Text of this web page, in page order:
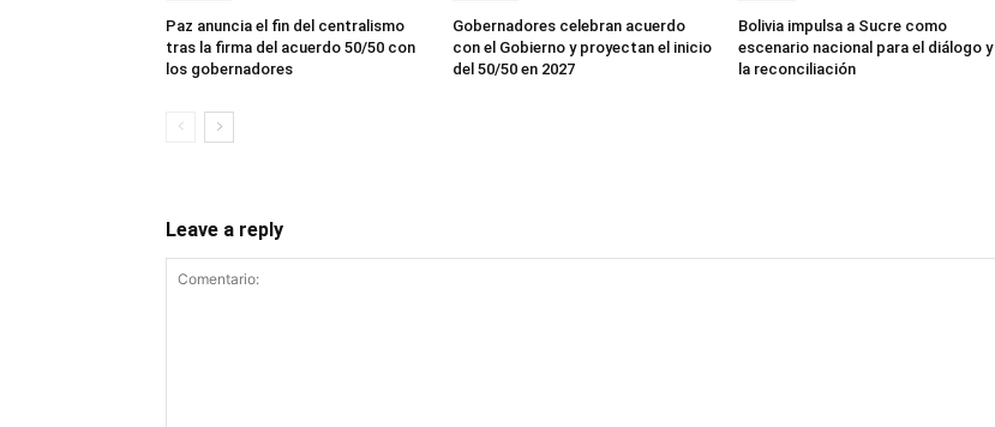
Paz anuncia el fin del centralismo
tras la firma del acuerdo 50/50 con
los gobernadores
Gobernadores celebran acuerdo
con el Gobierno y proyectan el inicio
del 50/50 en 2027
Bolivia impulsa a Sucre como
escenario nacional para el diálogo y
la reconciliación
Leave a reply